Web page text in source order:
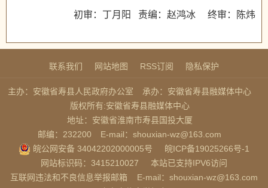
初审：丁月阳 责编：赵鸿冰 终审：陈炜
联系我们 网站地图 RSS订阅 隐私保护
主办：安徽省寿县人民政府办公室
承办：安徽省寿县融媒体中心
版权所有:安徽省寿县融媒体中心
地址：安徽省淮南市寿县国投大厦
邮编：232200
E-mail：shouxian-wz@163.com
皖公网安备 34042202000005号
皖ICP备19025266号-1
网站标识码：3415210027
本站已支持IPV6访问
互联网违法和不良信息举报邮箱
E-mail：shouxian-wz@163.com